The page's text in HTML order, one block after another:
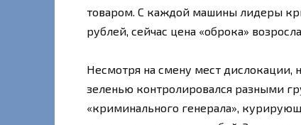
товаром. С каждой машины лидеры
рублей, сейчас цена «оброка»
Несмотря на смену мест дислокации,
зеленью контролировался разными
«криминального генерала»,